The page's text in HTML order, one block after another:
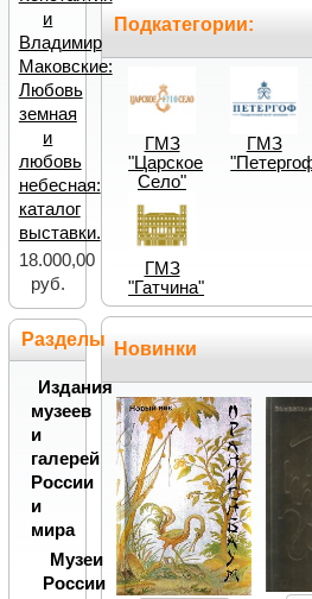
Подкатегории:
ГМЗ
"Царское
Cело"
ГМЗ
ГМЗ
"Гатчина"
Новинки
и
Владимир
Маковские:
Любовь
земная
и
любовь
небесная:
каталог
выставки.
18.000,00
руб.
Разделы
Издания
музеев
и
галерей
России
и
мира
Музеи
России